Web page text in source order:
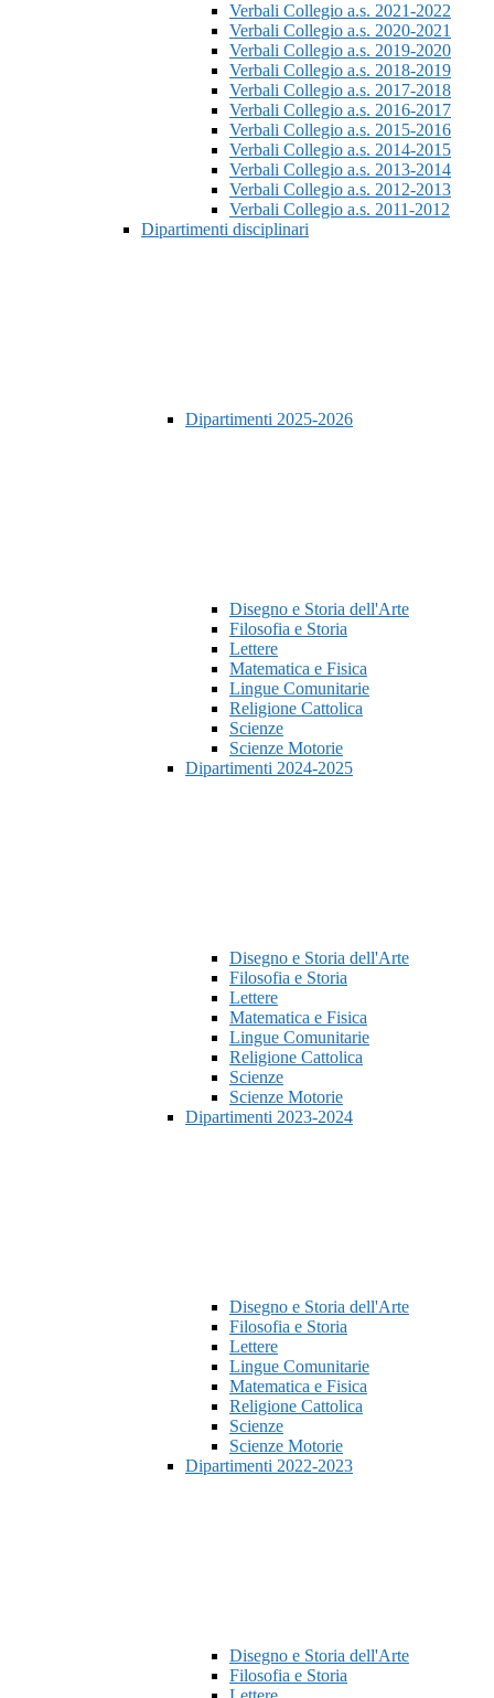
Verbali Collegio a.s. 2021-2022
Verbali Collegio a.s. 2020-2021
Verbali Collegio a.s. 2019-2020
Verbali Collegio a.s. 2018-2019
Verbali Collegio a.s. 2017-2018
Verbali Collegio a.s. 2016-2017
Verbali Collegio a.s. 2015-2016
Verbali Collegio a.s. 2014-2015
Verbali Collegio a.s. 2013-2014
Verbali Collegio a.s. 2012-2013
Verbali Collegio a.s. 2011-2012
Dipartimenti disciplinari
Dipartimenti 2025-2026
Disegno e Storia dell'Arte
Filosofia e Storia
Lettere
Matematica e Fisica
Lingue Comunitarie
Religione Cattolica
Scienze
Scienze Motorie
Dipartimenti 2024-2025
Disegno e Storia dell'Arte
Filosofia e Storia
Lettere
Matematica e Fisica
Lingue Comunitarie
Religione Cattolica
Scienze
Scienze Motorie
Dipartimenti 2023-2024
Disegno e Storia dell'Arte
Filosofia e Storia
Lettere
Lingue Comunitarie
Matematica e Fisica
Religione Cattolica
Scienze
Scienze Motorie
Dipartimenti 2022-2023
Disegno e Storia dell'Arte
Filosofia e Storia